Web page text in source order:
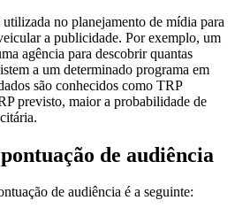
no planejamento de mídia para
a publicidade. Por exemplo, um
agência para descobrir quantas
a um determinado programa em
são conhecidos como TRP
previsto, maior a probabilidade de
de audiência
de audiência é a seguinte: